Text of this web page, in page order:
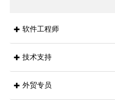
 软件工程师
任职要求：
1、软件工程、计算机、电子
2、熟悉C语言；
3、熟悉数字电路、模拟电
 技术支持
任职要求：
1、大专或以上学历，电气工
 外贸专员